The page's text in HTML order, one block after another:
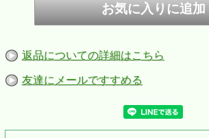
返品についての詳細はこちら
友達にメールですすめる